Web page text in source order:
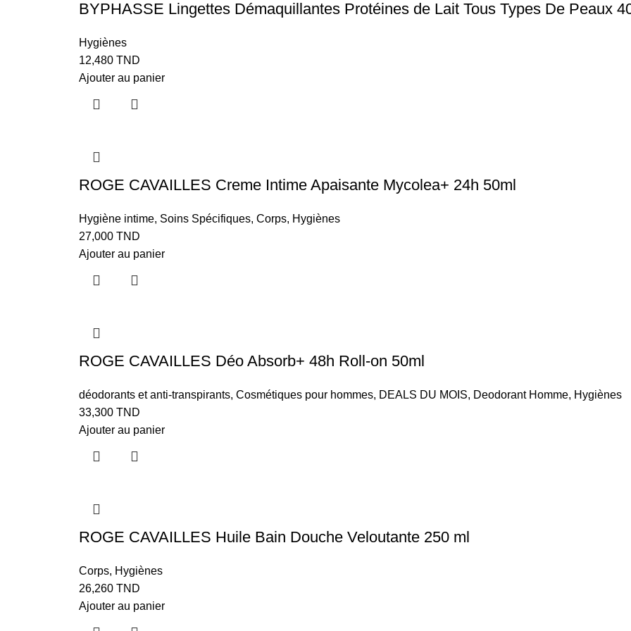
BYPHASSE Lingettes Démaquillantes Protéines de Lait Tous Types De Peaux
Hygiènes
12,480 TND
Ajouter au panier
ROGE CAVAILLES Creme Intime Apaisante Mycolea+ 24h 50ml
Hygiène intime, Soins Spécifiques, Corps, Hygiènes
27,000 TND
Ajouter au panier
ROGE CAVAILLES Déo Absorb+ 48h Roll-on 50ml
déodorants et anti-transpirants, Cosmétiques pour hommes, DEALS DU MOIS, Deodorant Homme, Hygiènes
33,300 TND
Ajouter au panier
ROGE CAVAILLES Huile Bain Douche Veloutante 250 ml
Corps, Hygiènes
26,260 TND
Ajouter au panier